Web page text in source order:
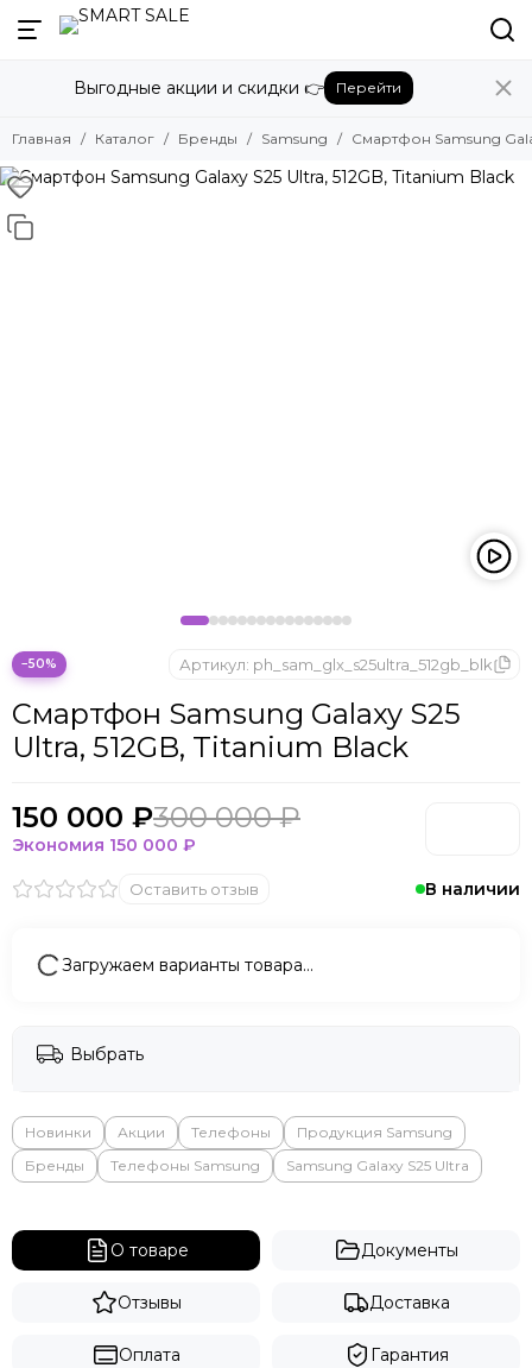
Назад
Бренды
Amazon
Apple
Bose
ONYX BOOX
Oukitel
Pico
POCO
Sony
Valve
Whoop
ZTE
Выгодные акции и скидки 👉 Перейти
Главная Каталог Бренды Samsung Смартфон Samsung
−50%
В наличии
Смартфон Samsung Galaxy S25
Ultra, 512GB, Titanium Black
Артикул: ph_sam_glx_s25ultra_512gb_blk
Оставить отзыв
150 000 ₽300 000 ₽
Экономия 150 000 ₽
Загружаем варианты товара…
Выбрать
Новинки Акции Телефоны
Продукция Samsung
Бренды
Телефоны Samsung Samsung Galaxy S25 Ultra
О товаре Документы
Отзывы Доставка
Оплата Гарантия